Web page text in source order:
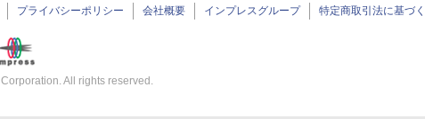
プライバシーポリシー 会社概要 インプレスグループ 特定商取引法に基づ
Corporation. All rights reserved.